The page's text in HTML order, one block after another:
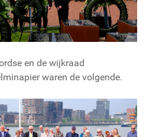
en de wijkraad
waren de volgende.